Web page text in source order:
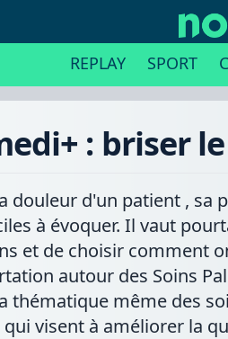
REPLAY SPORT
: briser
douleur d'un patient , sa
à évoquer. Il vaut
et de choisir comment
autour des Soins
thématique même des
visent à améliorer la